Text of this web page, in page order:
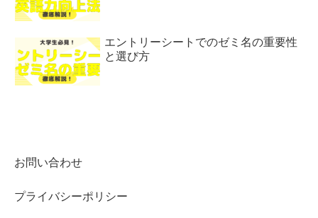
エントリーシートでのゼミ名の重要性
と選び方
お問い合わせ
プライバシーポリシー